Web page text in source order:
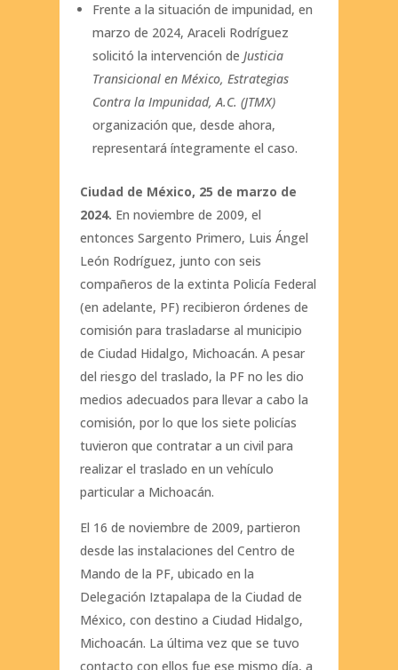
Frente a la situación de impunidad, en
marzo de 2024, Araceli Rodríguez
solicitó la intervención de Justicia
Transicional en México, Estrategias
Contra la Impunidad, A.C. (JTMX)
organización que, desde ahora,
representará íntegramente el caso.
Ciudad de México, 25 de marzo de
2024. En noviembre de 2009, el
entonces Sargento Primero, Luis Ángel
León Rodríguez, junto con seis
compañeros de la extinta Policía Federal
(en adelante, PF) recibieron órdenes de
comisión para trasladarse al municipio
de Ciudad Hidalgo, Michoacán. A pesar
del riesgo del traslado, la PF no les dio
medios adecuados para llevar a cabo la
comisión, por lo que los siete policías
tuvieron que contratar a un civil para
realizar el traslado en un vehículo
particular a Michoacán.
El 16 de noviembre de 2009, partieron
desde las instalaciones del Centro de
Mando de la PF, ubicado en la
Delegación Iztapalapa de la Ciudad de
México, con destino a Ciudad Hidalgo,
Michoacán. La última vez que se tuvo
contacto con ellos fue ese mismo día, a